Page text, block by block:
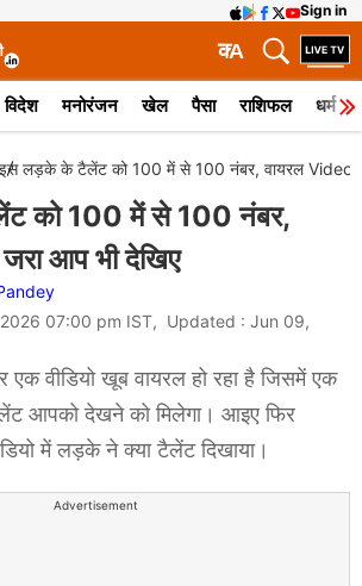
Sign in
A
क
विदेश मनोरंजन खेल पैसा राशिफल धर्म
इस लड़के के टैलेंट को 100 में से 100 नंबर, वायरल Video
को 100 में से 100 नंबर,
आप भी देखिए
07:00 pm IST, Updated : Jun 09,
एक वीडियो खूब वायरल हो रहा है जिसमें एक
आपको देखने को मिलेगा। आइए फिर
में लड़के ने क्या टैलेंट दिखाया।
Advertisement